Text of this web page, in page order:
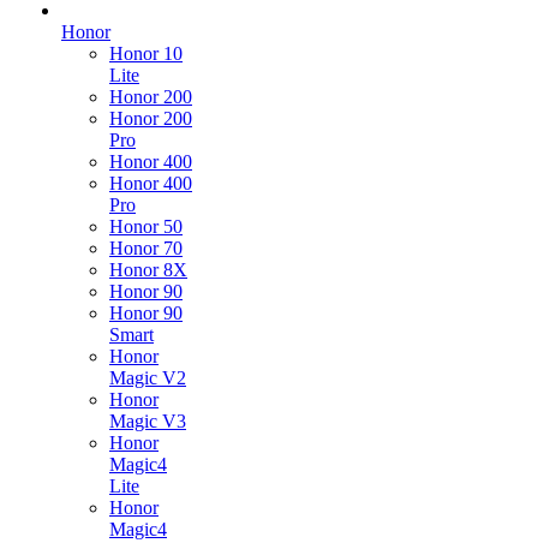
Honor
Honor 10
Lite
Honor 200
Honor 200
Pro
Honor 400
Honor 400
Pro
Honor 50
Honor 70
Honor 8X
Honor 90
Honor 90
Smart
Honor
Magic V2
Honor
Magic V3
Honor
Magic4
Lite
Honor
Magic4